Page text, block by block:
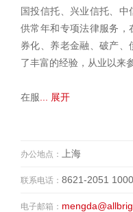
国投信托、兴业信托、
供常年和专项法律服务，
券化、养老金融、破产
了丰富的经验，从业以来
在服 ... 展开
办公地点： 上海
联系电话： 8621-2051 1000
电子邮箱：